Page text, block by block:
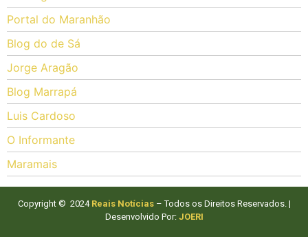
Portal do Maranhão
Blog do de Sá
Jorge Aragão
Blog Marrapá
Luis Cardoso
O Informante
Maramais
Copyright © 2024 Reais Notícias– Todos os Direitos Reservados. |
Desenvolvido Por: JOERI